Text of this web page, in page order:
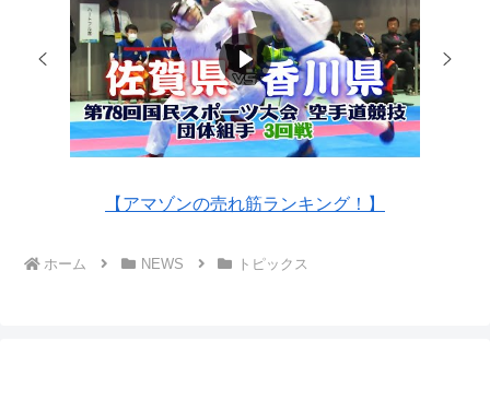
【アマゾンの売れ筋ランキング！】
ホーム NEWS トピックス